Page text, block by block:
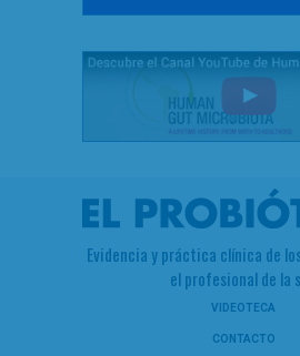
Evidencia y práctica clínica de
el profesional de la
VIDEOTECA
CONTACTO